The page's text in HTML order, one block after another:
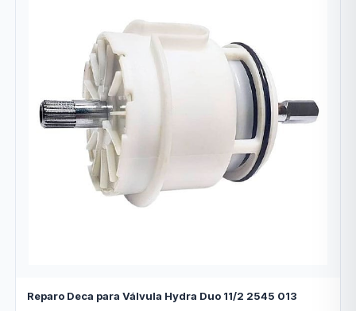
Reparo Deca para Válvula Hydra Duo 11/2 2545 013